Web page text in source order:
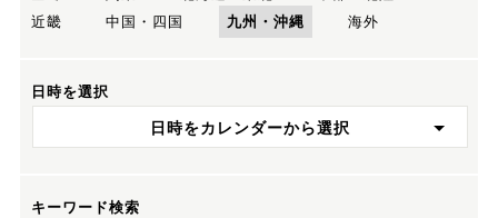
近畿
中国・四国 九州・沖縄 海外
日時を選択
日時をカレンダーから選択
キーワード検索